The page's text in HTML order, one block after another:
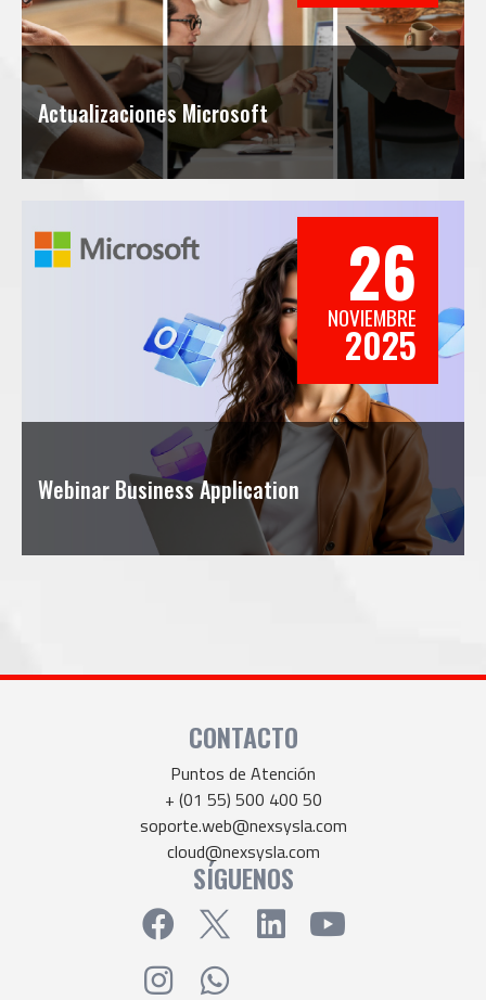
Actualizaciones Microsoft
26
NOVIEMBRE
2025
Webinar Business Application
CONTACTO
Puntos de Atención
+ (01 55) 500 400 50
soporte.web@nexsysla.com
cloud@nexsysla.com
SÍGUENOS